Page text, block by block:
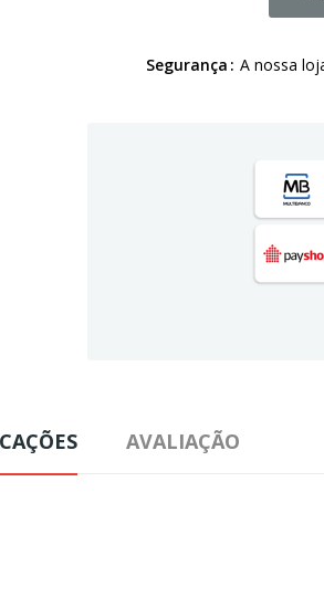
Segurança A nossa
AVALIAÇÃO